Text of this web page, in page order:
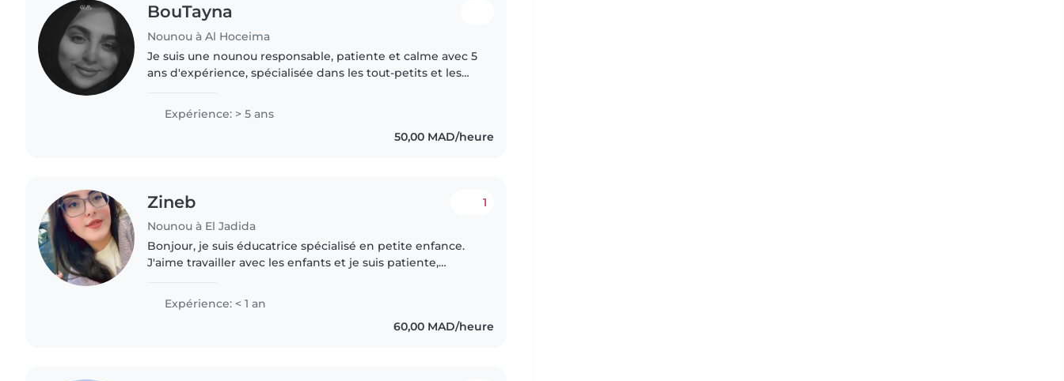
BouTayna
Nounou à Al Hoceima
Je suis une nounou responsable, patiente et calme avec 5
ans d'expérience, spécialisée dans les tout-petits et les
Expérience: > 5 ans
50,00 MAD/heure
Zineb
Nounou à El Jadida
1
Bonjour, je suis éducatrice spécialisé en petite enfance.
J'aime travailler avec les enfants et je suis patiente,
bien-être.”
Expérience: < 1 an
60,00 MAD/heure